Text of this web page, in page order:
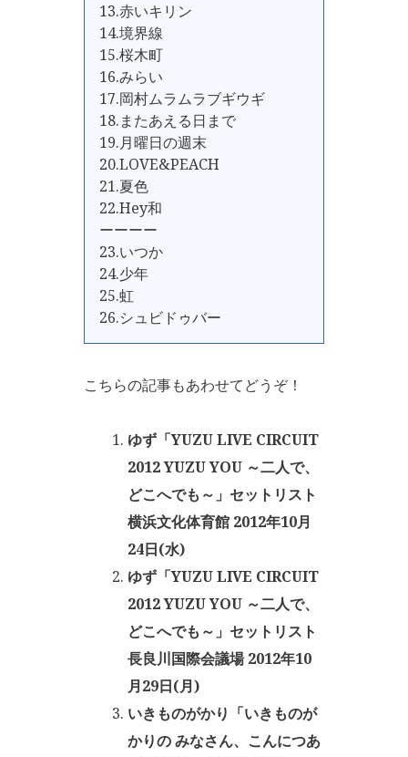
13.赤いキリン
14.境界線
15.桜木町
16.みらい
17.岡村ムラムラブギウギ
18.またあえる日まで
19.月曜日の週末
20.LOVE&PEACH
21.夏色
22.Hey和
ーーーー
23.いつか
24.少年
25.虹
26.シュビドゥバー
こちらの記事もあわせてどうぞ！
ゆず「YUZU LIVE CIRCUIT
2012 YUZU YOU ～二人で、
どこへでも～」セットリスト
横浜文化体育館 2012年10月
24日(水)
ゆず「YUZU LIVE CIRCUIT
2012 YUZU YOU ～二人で、
どこへでも～」セットリスト
長良川国際会議場 2012年10
月29日(月)
いきものがかり「いきものが
かりの みなさん、こんにつあ